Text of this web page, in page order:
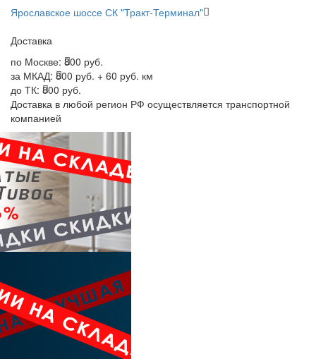
Ярославское шоссе СК "Тракт-Терминал"
Доставка
по Москве: 800 руб.
за МКАД: 800 руб. + 60 руб. км
до ТК: 800 руб.
Доставка в любой регион РФ осуществляется транспортной
компанией